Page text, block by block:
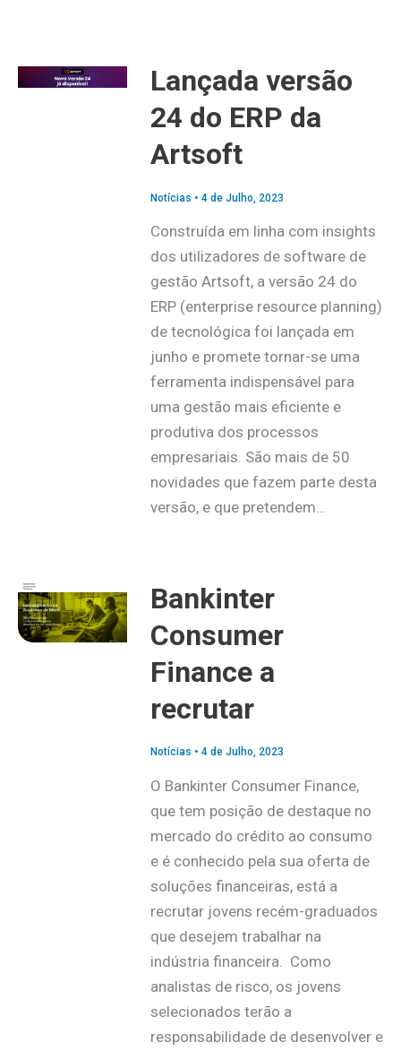
Lançada versão
24 do ERP da
Artsoft
Notícias • 4 de Julho, 2023
Construída em linha com insights
dos utilizadores de software de
gestão Artsoft, a versão 24 do
ERP (enterprise resource planning)
de tecnológica foi lançada em
junho e promete tornar-se uma
ferramenta indispensável para
uma gestão mais eficiente e
produtiva dos processos
empresariais. São mais de 50
novidades que fazem parte desta
versão, e que pretendem…
Bankinter
Consumer
Finance a
recrutar
Notícias • 4 de Julho, 2023
O Bankinter Consumer Finance,
que tem posição de destaque no
mercado do crédito ao consumo
e é conhecido pela sua oferta de
soluções financeiras, está a
recrutar jovens recém-graduados
que desejem trabalhar na
indústria financeira. Como
analistas de risco, os jovens
selecionados terão a
responsabilidade de desenvolver e